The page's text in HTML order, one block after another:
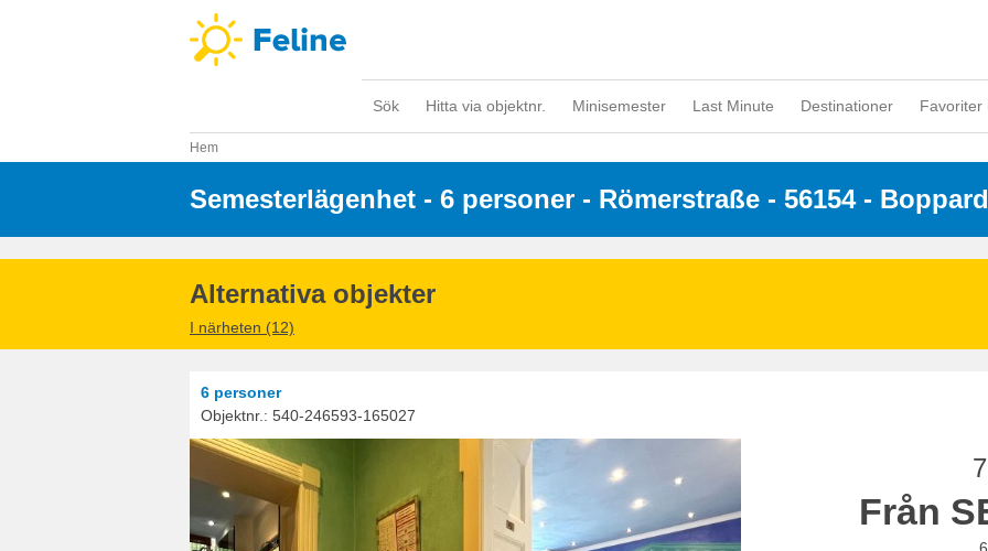
Sök Hitta via objektnr. Minisemester Last Minute Destinationer Favoriter
Hem
Semesterlägenhet - 6 personer - Römerstraße - 56154 - Boppard
Alternativa objekter
I närheten (12)
6 personer
Objektnr.: 540-246593-165027
Från